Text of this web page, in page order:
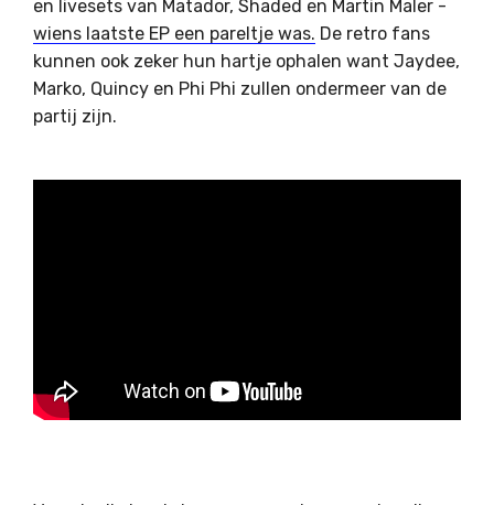
en livesets van Matador, Shaded en Martin Maler -
wiens laatste EP een pareltje was. De retro fans
kunnen ook zeker hun hartje ophalen want Jaydee,
Marko, Quincy en Phi Phi zullen ondermeer van de
partij zijn.